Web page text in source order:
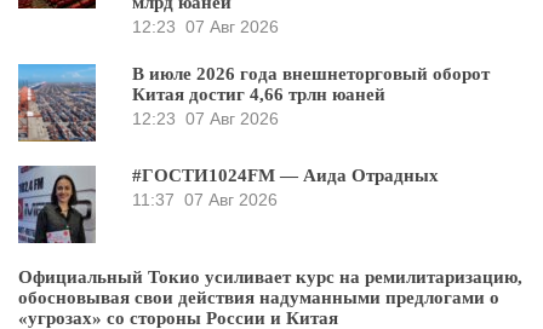
12:23 07 Авг 2026
В июле 2026 года внешнеторговый оборот
Китая достиг 4,66 трлн юаней
12:23 07 Авг 2026
#ГОСТИ1024FM — Аида Отрадных
11:37 07 Авг 2026
Официальный Токио усиливает курс на ремилитаризацию,
обосновывая свои действия надуманными предлогами о
«угрозах» со стороны России и Китая